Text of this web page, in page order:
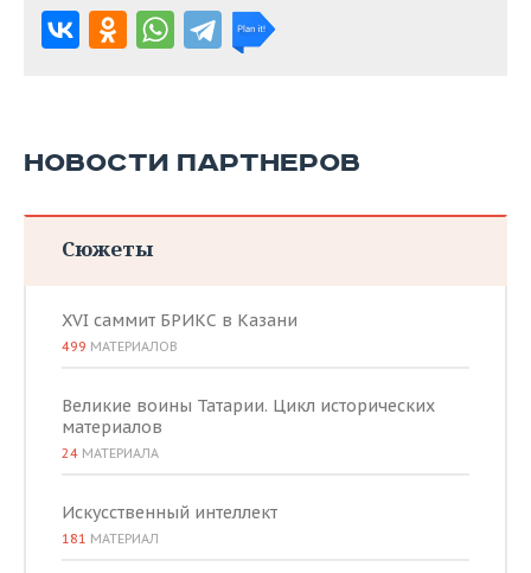
НОВОСТИ ПАРТНЕРОВ
Сюжеты
XVI саммит БРИКС в Казани
499 МАТЕРИАЛОВ
Великие воины Татарии. Цикл исторических
материалов
24 МАТЕРИАЛА
Искусственный интеллект
181 МАТЕРИАЛ